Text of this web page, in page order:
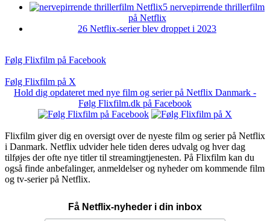
5 nervepirrende thrillerfilm
på Netflix
26 Netflix-serier blev droppet i 2023
Følg Flixfilm på Facebook
Følg Flixfilm på X
Hold dig opdateret med nye film og serier på Netflix Danmark -
Følg Flixfilm.dk på Facebook
Flixfilm giver dig en oversigt over de nyeste film og serier på Netflix
i Danmark. Netflix udvider hele tiden deres udvalg og hver dag
tilføjes der ofte nye titler til streamingtjenesten. På Flixfilm kan du
også finde anbefalinger, anmeldelser og nyheder om kommende film
og tv-serier på Netflix.
Få Netflix-nyheder i din inbox